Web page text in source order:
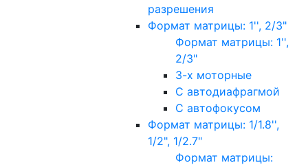
разрешения
Формат матрицы: 1'', 2/3"
Формат матрицы: 1'',
2/3"
3-х моторные
С автодиафрагмой
С автофокусом
Формат матрицы: 1/1.8'',
1/2", 1/2.7"
Формат матрицы: